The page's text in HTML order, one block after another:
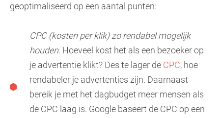
geoptimaliseerd op een aantal punten:
CPC (kosten per klik) zo rendabel mogelijk
houden. Hoeveel kost het als een bezoeker op
je advertentie klikt? Des te lager de CPC, hoe
rendabeler je advertenties zijn. Daarnaast
bereik je met het dagbudget meer mensen als
de CPC laag is. Google baseert de CPC op een